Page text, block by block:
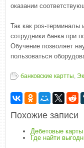
оказании
Так как pos-терминалы
сотрудники банка при
Обучение позволяет
пользоваться
банковские картты,
Похожие записи
Дебетовые
Где найти